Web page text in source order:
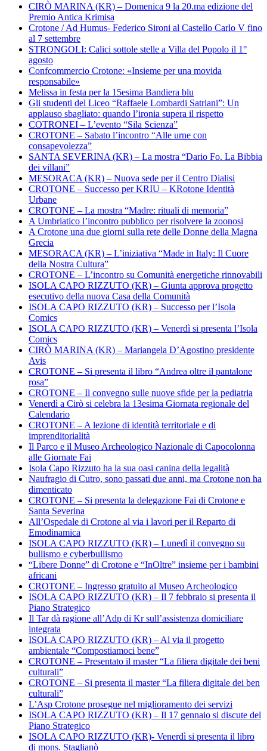
CIRÒ MARINA (KR) – Domenica 9 la 20.ma edizione del
Premio Antica Krimisa
Crotone / Ad Humus- Federico Sironi al Castello Carlo V fino
al 7 settembre
STRONGOLI: Calici sottole stelle a Villa del Popolo il 1°
agosto
Confcommercio Crotone: «Insieme per una movida
responsabile»
Melissa in festa per la 15esima Bandiera blu
Gli studenti del Liceo “Raffaele Lombardi Satriani”: Un
applauso sbagliato: quando l’ironia supera il rispetto
COTRONEI – L’evento “Sila Scienza”
CROTONE – Sabato l’incontro “Alle urne con
consapevolezza”
SANTA SEVERINA (KR) – La mostra “Dario Fo. La Bibbia
dei villani”
MESORACA (KR) – Nuova sede per il Centro Dialisi
CROTONE – Successo per KRIU – KRotone Identità
Urbane
CROTONE – La mostra “Madre: rituali di memoria”
A Umbriatico l’incontro pubblico per risolvere la zoonosi
A Crotone una due giorni sulla rete delle Donne della Magna
Grecia
MESORACA (KR) – L’iniziativa “Made in Italy: Il Cuore
della Nostra Cultura”
CROTONE – L’incontro su Comunità energetiche rinnovabili
ISOLA CAPO RIZZUTO (KR) – Giunta approva progetto
esecutivo della nuova Casa della Comunità
ISOLA CAPO RIZZUTO (KR) – Successo per l’Isola
Comics
ISOLA CAPO RIZZUTO (KR) – Venerdì si presenta l’Isola
Comics
CIRÒ MARINA (KR) – Mariangela D’Agostino presidente
Avis
CROTONE – Si presenta il libro “Andrea oltre il pantalone
rosa”
CROTONE – Il convegno sulle nuove sfide per la pediatria
Venerdì a Cirò si celebra la 13esima Giornata regionale del
Calendario
CROTONE – A lezione di identità territoriale e di
imprenditorialità
Il Parco e il Museo Archeologico Nazionale di Capocolonna
alle Giornate Fai
Isola Capo Rizzuto ha la sua oasi canina della legalità
Naufragio di Cutro, sono passati due anni, ma Crotone non ha
dimenticato
CROTONE – Si presenta la delegazione Fai di Crotone e
Santa Severina
All’Ospedale di Crotone al via i lavori per il Reparto di
Emodinamica
ISOLA CAPO RIZZUTO (KR) – Lunedì il convegno su
bullismo e cyberbullismo
“Libere Donne” di Crotone e “InOltre” insieme per i bambini
africani
CROTONE – Ingresso gratuito al Museo Archeologico
ISOLA CAPO RIZZUTO (KR) – Il 7 febbraio si presenta il
Piano Strategico
Il Tar dà ragione all’Adp di Kr sull’assistenza domiciliare
integrata
ISOLA CAPO RIZZUTO (KR) – Al via il progetto
ambientale “Compostiamoci bene”
CROTONE – Presentato il master “La filiera digitale dei beni
culturali”
CROTONE – Si presenta il master “La filiera digitale dei ben
culturali”
L’Asp Crotone prosegue nel miglioramento dei servizi
ISOLA CAPO RIZZUTO (KR) – Il 17 gennaio si discute del
Piano Strategico
ISOLA CAPO RIZZUTO (KR)- Venerdì si presenta il libro
di mons. Staglianò